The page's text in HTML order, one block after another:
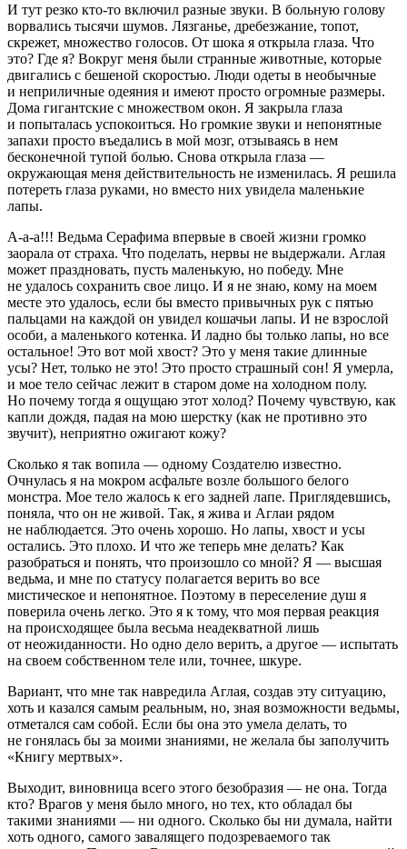
И тут резко кто-то включил разные звуки. В больную голову
ворвались тысячи шумов. Лязганье, дребезжание, топот,
скрежет, множество голосов. От шока я открыла глаза. Что
это? Где я? Вокруг меня были странные животные, которые
двигались с бешеной скоростью. Люди одеты в необычные
и неприличные одеяния и имеют просто огромные размеры.
Дома гигантские с множеством окон. Я закрыла глаза
и попыталась успокоиться. Но громкие звуки и непонятные
запахи просто въедались в мой мозг, отзываясь в нем
бесконечной тупой болью. Снова открыла глаза —
окружающая меня действительность не изменилась. Я решила
потереть глаза руками, но вместо них увидела маленькие
лапы.
А-а-а!!! Ведьма Серафима впервые в своей жизни громко
заорала от страха. Что поделать, нервы не выдержали. Аглая
может праздновать, пусть маленькую, но победу. Мне
не удалось сохранить свое лицо. И я не знаю, кому на моем
месте это удалось, если бы вместо привычных рук с пятью
пальцами на каждой он увидел кошачьи лапы. И не взрослой
особи, а маленького котенка. И ладно бы только лапы, но все
остальное! Это вот мой хвост? Это у меня такие длинные
усы? Нет, только не это! Это просто страшный сон! Я умерла,
и мое тело сейчас лежит в старом доме на холодном полу.
Но почему тогда я ощущаю этот холод? Почему чувствую, как
капли дождя, падая на мою шерстку (как не противно это
звучит), неприятно ожигают кожу?
Сколько я так вопила — одному Создателю известно.
Очнулась я на мокром асфальте возле большого белого
монстра. Мое тело жалось к его задней лапе. Приглядевшись,
поняла, что он не живой. Так, я жива и Аглаи рядом
не наблюдается. Это очень хорошо. Но лапы, хвост и усы
остались. Это плохо. И что же теперь мне делать? Как
разобраться и понять, что произошло со мной? Я — высшая
ведьма, и мне по статусу полагается верить во все
мистическое и непонятное. Поэтому в переселение душ я
поверила очень легко. Это я к тому, что моя первая реакция
на происходящее была весьма неадекватной лишь
от неожиданности. Но одно дело верить, а другое — испытать
на своем собственном теле или, точнее, шкуре.
Вариант, что мне так навредила Аглая, создав эту ситуацию,
хоть и казался самым реальным, но, зная возможности ведьмы,
отметался сам собой. Если бы она это умела делать, то
не гонялась бы за моими знаниями, не желала бы заполучить
«Книгу мертвых».
Выходит, виновница всего этого безобразия — не она. Тогда
кто? Врагов у меня было много, но тех, кто обладал бы
такими знаниями — ни одного. Сколько бы ни думала, найти
хоть одного, самого завалящего подозреваемого так